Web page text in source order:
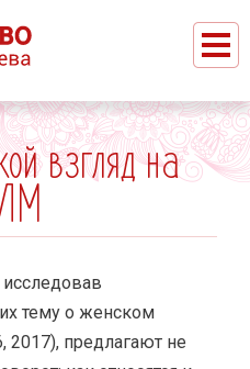
взгляд на
тему о женском
предлагают не